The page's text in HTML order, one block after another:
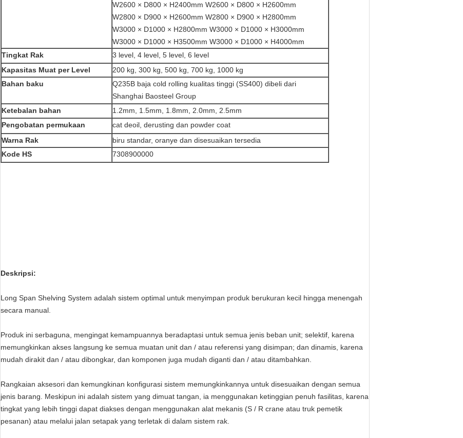
W2600 × D800 × H2400mm W2600 × D800 × H2600mm
W2800 × D900 × H2600mm W2800 × D900 × H2800mm
W3000 × D1000 × H2800mm W3000 × D1000 × H3000mm
W3000 × D1000 × H3500mm W3000 × D1000 × H4000mm
Tingkat Rak
3 level, 4 level, 5 level, 6 level
Kapasitas Muat per Level
200 kg, 300 kg, 500 kg, 700 kg, 1000 kg
Bahan baku
Q235B baja cold rolling kualitas tinggi (SS400) dibeli dari
Shanghai Baosteel Group
Ketebalan bahan
1.2mm, 1.5mm, 1.8mm, 2.0mm, 2.5mm
Pengobatan permukaan
cat deoil, derusting dan powder coat
Warna Rak
biru standar, oranye dan disesuaikan tersedia
Kode HS
7308900000
Deskripsi:
Long Span Shelving System adalah sistem optimal untuk menyimpan produk berukuran kecil hingga menengah
secara manual.
Produk ini serbaguna, mengingat kemampuannya beradaptasi untuk semua jenis beban unit; selektif, karena
memungkinkan akses langsung ke semua muatan unit dan / atau referensi yang disimpan; dan dinamis, karena
mudah dirakit dan / atau dibongkar, dan komponen juga mudah diganti dan / atau ditambahkan.
Rangkaian aksesori dan kemungkinan konfigurasi sistem memungkinkannya untuk disesuaikan dengan semua
jenis barang.
Meskipun ini adalah sistem yang dimuat tangan, ia menggunakan ketinggian penuh fasilitas, karena
tingkat yang lebih tinggi dapat diakses dengan menggunakan alat mekanis (S / R crane atau truk pemetik
pesanan) atau melalui jalan setapak yang terletak di dalam sistem rak.